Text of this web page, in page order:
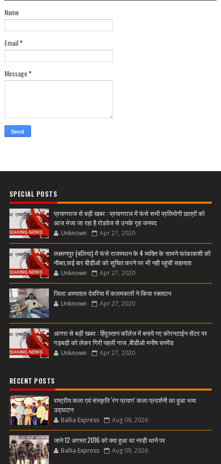
Name
Email*
Message*
SPECIAL POSTS
प्रयागराज से बड़ी खबर : प्रयागराज में फंसे सभी प्रतियोगी छात्रों को
आज भेजा जा रहा है रोडवेज से उनके गृह जनपद
Unknown Apr 27, 2020
लक्ष्मणपुर (बलिया) में फंसे राजस्थान के 4 व्यक्ति के सामने फांकाकशी की
नौबत,कई बार बीडीओ को सूचित करने पर भी नही पहुंची सहायता
Unknown Apr 27, 2020
जिला अस्पताल देवरिया में कलमकारों ने किया रक्तदान
Unknown Apr 27, 2020
आगरा से बड़ी खबर : हिंदुस्तान कॉलेज में बनाये गए कोरनटाईन सेंटर पर
गड़बड़ी को लेकर गिरी पहली गाज ,बीडीओ मनीष सस्पेंड
Unknown Apr 27, 2020
RECENT POSTS
राष्ट्रीय कला एवं संस्कृति 'रंग प्रयाग' कला प्रदर्शनी का हुआ भव्य
उद्घाटन
Ballia Express Aug 09, 2026
जाने 12 अगस्त 2016 को क्या हुआ था नरही थाने पर
Ballia Express Aug 09, 2026